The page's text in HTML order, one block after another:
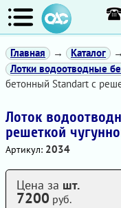
Главная → Каталог →
Лотки водоотводные
бетонный Standart с
Лоток
решеткой
Артикул: 2034
Цена за шт.
7200 руб.